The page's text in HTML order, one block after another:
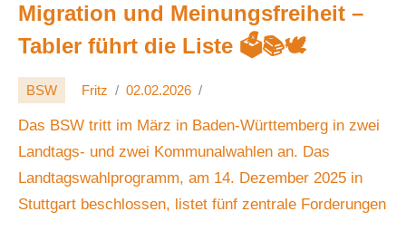
Migration und Meinungsfreiheit –
Tabler führt die Liste 🗳️📚🕊️
BSW Fritz 02.02.2026
Das BSW tritt im März in Baden-Württemberg in zwei
Landtags- und zwei Kommunalwahlen an. Das
Landtagswahlprogramm, am 14. Dezember 2025 in
Stuttgart beschlossen, listet fünf zentrale Forderungen